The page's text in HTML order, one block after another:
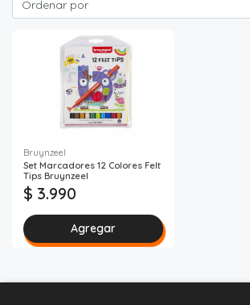
Bruynzeel
Set Marcadores 12 Colores Felt
Tips Bruynzeel
$ 3.990
Agregar